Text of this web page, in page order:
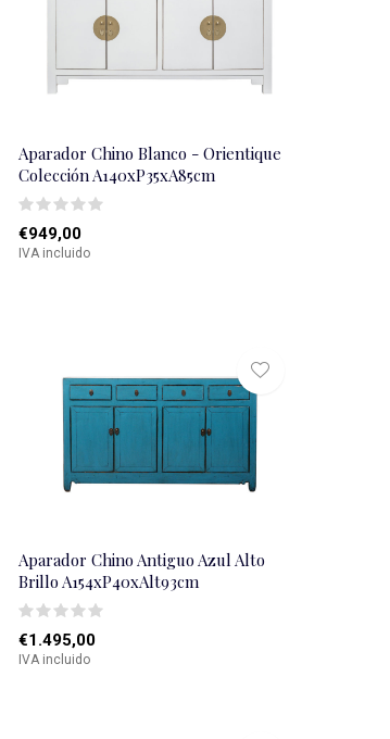
Aparador Chino Blanco - Orientique
Colección A140xP35xA85cm
€949,00
IVA incluido
Aparador Chino Antiguo Azul Alto
Brillo A154xP40xAlt93cm
€1.495,00
IVA incluido